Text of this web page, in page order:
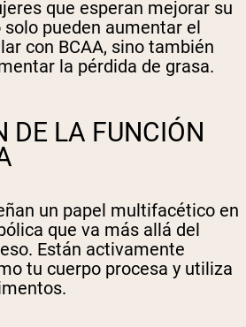
que esperan mejorar su
pueden aumentar el
con BCAA, sino también
la pérdida de grasa.
DE LA FUNCIÓN
un papel multifacético en
que va más allá del
Están activamente
tu cuerpo procesa y utiliza